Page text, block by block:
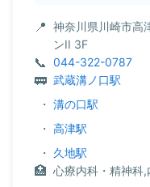
神奈川県川崎市高
ンII 3F
044-322-0787
武蔵溝ノ口駅
・ 溝の口駅
・ 高津駅
・ 久地駅
心療内科・精神科,